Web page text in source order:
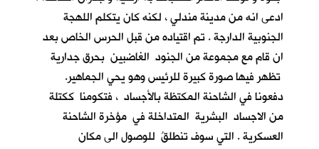
ادعى انه من مدينة مندلي ، لكنه كان يتكلم اللهجة
الجنوبية الدارجة . تم اقتياده من قبل الحرس الخاص بعد
ان قام مع مجموعة من الجنود الغاضبين بحرق جدارية
تظهر فيها صورة كبيرة للرئيس وهو يحي الجماهير.
دفعونا في الشاحنة المكتظة بالأجساد ، فتكومنا ككتلة
من الاجساد البشرية المتداخلة في مؤخرة الشاحنة
العسكرية . التي سوف تنطلقُ للوصول الى مكان